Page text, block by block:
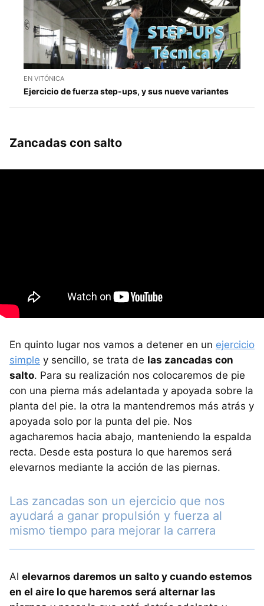
EN VITÓNICA
Ejercicio de fuerza step-ups, y sus nueve variantes
Zancadas con salto
En quinto lugar nos vamos a detener en un ejercicio
simple y sencillo, se trata de las zancadas con
salto. Para su realización nos colocaremos de pie
con una pierna más adelantada y apoyada sobre la
planta del pie. la otra la mantendremos más atrás y
apoyada solo por la punta del pie. Nos
agacharemos hacia abajo, manteniendo la espalda
recta. Desde esta postura lo que haremos será
elevarnos mediante la acción de las piernas.
Las zancadas son un ejercicio que nos
ayudará a ganar propulsión y fuerza al
mismo tiempo para mejorar la carrera
Al elevarnos daremos un salto y cuando estemos
en el aire lo que haremos será alternar las